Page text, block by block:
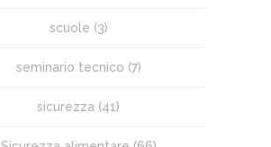
scuole (3)
seminario tecnico (7)
sicurezza (41)